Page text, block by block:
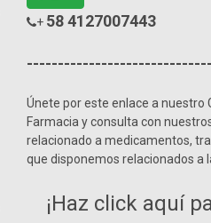
+ 58 4127007443
Únete por este enlace a nuestro
Farmacia y consulta con
relacionado a medicamentos,
que disponemos relacionados a
¡Haz click aquí